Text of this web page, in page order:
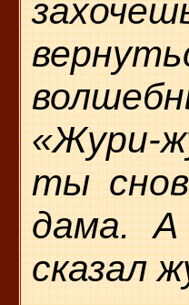
«Жури-
ты
дама.
ска­зал